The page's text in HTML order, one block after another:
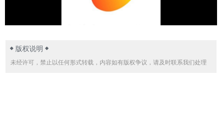
放
版权说明
未经许可，禁止以任何形式转载，内容如有版权争议，请及时联系我们处理